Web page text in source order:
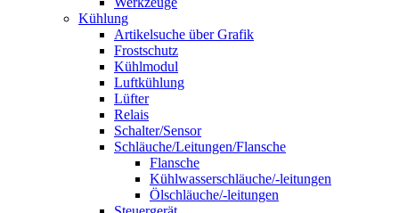
Kühlung
Artikelsuche über Grafik
Frostschutz
Kühlmodul
Luftkühlung
Lüfter
Relais
Schalter/Sensor
Schläuche/Leitungen/Flansche
Flansche
Kühlwasserschläuche/-leitungen
Ölschläuche/-leitungen